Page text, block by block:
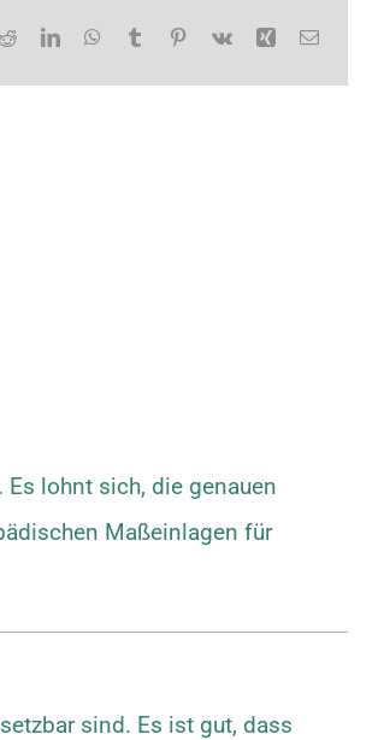
RedditLinkedInWhatsApp
Tumblr Pinterest
Vk Xing E-
lohnt sich, die genauen
Maßeinlagen für
sind. Es ist gut, dass